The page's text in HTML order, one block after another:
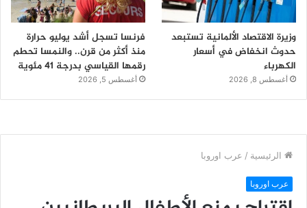
وزيرة الاقتصاد الألمانية تستبعد
حدوث انخفاض في أسعار
الكهرباء
أغسطس 8, 2026
فرنسا تسجل أشد يوليو حرارة
منذ أكثر من قرن.. والنمسا تحطم
رقمها القياسي بدرجة 41 مئوية
أغسطس 5, 2026